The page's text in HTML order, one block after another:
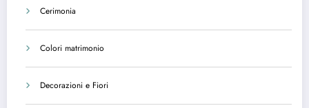
Cerimonia
Colori matrimonio
Decorazioni e Fiori